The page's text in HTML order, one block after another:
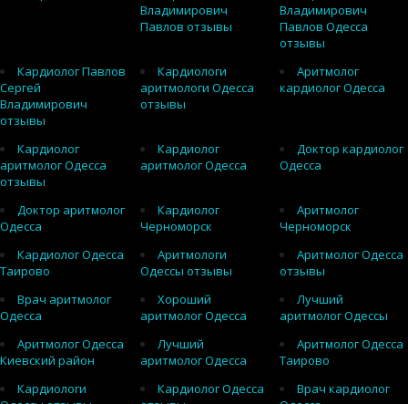
Владимирович
Павлов отзывы
Владимирович
Павлов Одесса
отзывы
Кардиолог Павлов
Сергей
Владимирович
отзывы
Кардиологи
аритмологи Одесса
отзывы
Аритмолог
кардиолог Одесса
Кардиолог
аритмолог Одесса
отзывы
Кардиолог
аритмолог Одесса
Доктор кардиолог
Одесса
Доктор аритмолог
Одесса
Кардиолог
Черноморск
Аритмолог
Черноморск
Кардиолог Одесса
Таирово
Аритмологи
Одессы отзывы
Аритмолог Одесса
отзывы
Врач аритмолог
Одесса
Хороший
аритмолог Одесса
Лучший
аритмолог Одессы
Аритмолог Одесса
Киевский район
Лучший
аритмолог Одесса
Аритмолог Одесса
Таирово
Кардиологи
Кардиолог Одесса
Врач кардиолог